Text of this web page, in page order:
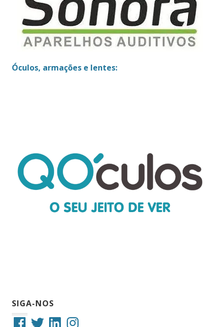
Óculos, armações e lentes:
SIGA-NOS
FacebookTwitterLinkedInInstagram